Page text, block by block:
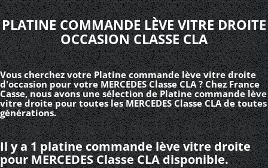
PLATINE COMMANDE LÈVE VITRE DROITE
OCCASION CLASSE CLA
Vous cherchez votre Platine commande lève vitre droite
d'occasion pour votre MERCEDES Classe CLA ? Chez France
Casse, nous avons une sélection de Platine commande lève
vitre droite pour toutes les MERCEDES Classe CLA de toutes
générations.
Il y a 1 platine commande lève vitre droite
pour MERCEDES Classe CLA disponible.